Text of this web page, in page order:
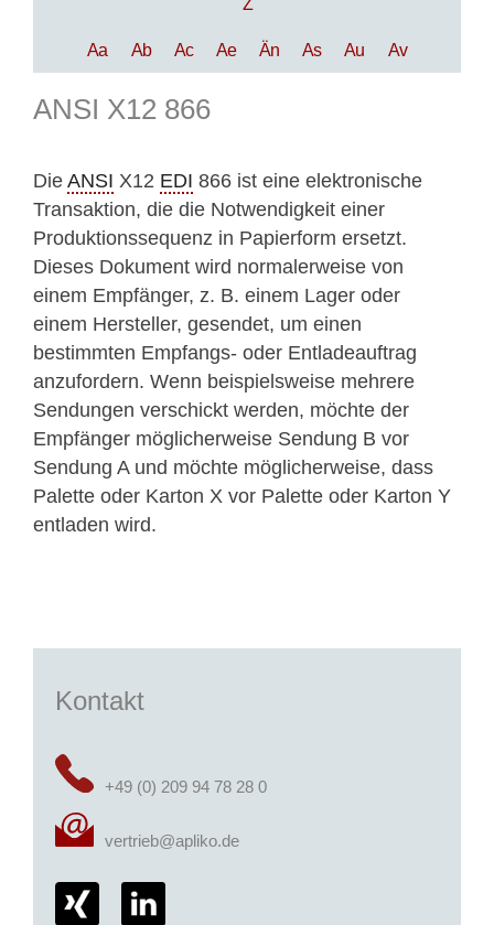
Aa Ab Ac Ae Än As Au Av
ANSI X12 866
Die ANSI X12 EDI 866 ist eine elektronische
Transaktion, die die Notwendigkeit einer
Produktionssequenz in Papierform ersetzt.
Dieses Dokument wird normalerweise von
einem Empfänger, z. B. einem Lager oder
einem Hersteller, gesendet, um einen
bestimmten Empfangs- oder Entladeauftrag
anzufordern. Wenn beispielsweise mehrere
Sendungen verschickt werden, möchte der
Empfänger möglicherweise Sendung B vor
Sendung A und möchte möglicherweise, dass
Palette oder Karton X vor Palette oder Karton Y
entladen wird.
Kontakt
+49 (0) 209 94 78 28 0
vertrieb@apliko.de